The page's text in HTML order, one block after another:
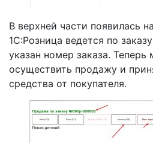
В верхней части появилась
1С:Розница ведется по
указан номер заказа.
осуществить продажу и
средства от покупателя.